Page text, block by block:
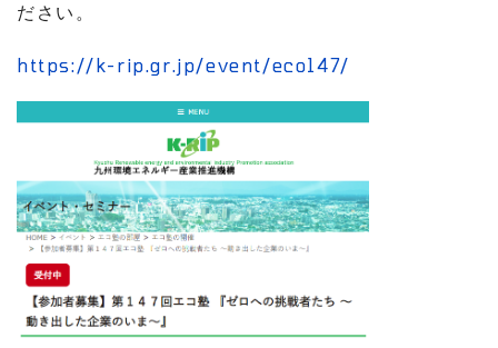
ださい。
https://k-rip.gr.jp/event/eco147/